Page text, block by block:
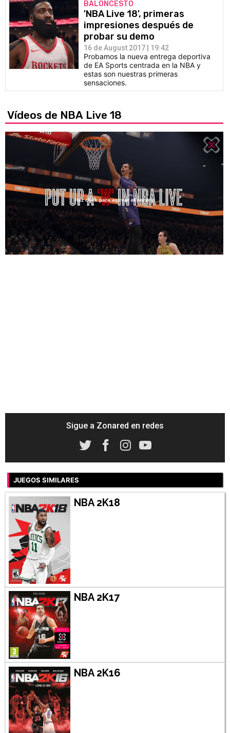
BALONCESTO
'NBA Live 18', primeras
impresiones después de
probar su demo
16 de August 2017 | 19:42
Probamos la nueva entrega deportiva
de EA Sports centrada en la NBA y
estas son nuestras primeras
sensaciones.
Vídeos de NBA Live 18
Unmute /
Loaded
Haz click para activar el sonido
Sigue a Zonared en redes
JUEGOS SIMILARES
NBA 2K18
NBA 2K17
NBA 2K16